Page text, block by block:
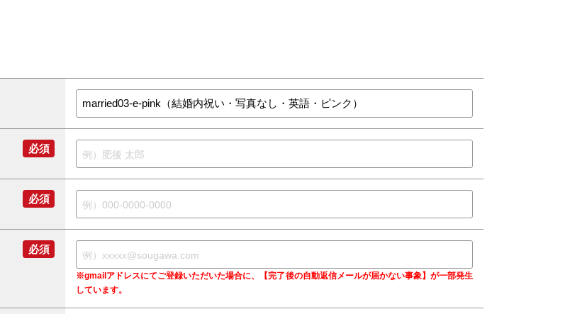
必須
必須
必須
※gmailアドレスにてご登録いただいた場合に、【完了後の自動返信メールが届かない事象】が一部発生
しています。